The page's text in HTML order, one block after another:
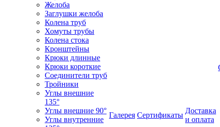
Желоба
Заглушки желоба
Колена труб
Хомуты трубы
Колена стока
Кронштейны
Крюки длинные
Крюки короткие
Соединители труб
Тройники
Углы внешние
135°
Углы внешние 90°
Углы внутренние
Галерея Сертификаты
Доставка
и оплата